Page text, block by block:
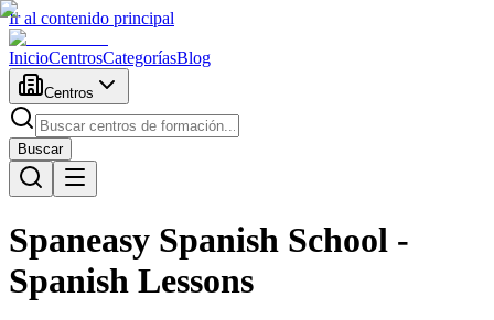
Ir al contenido principal
InicioCentrosCategoríasBlog
Centros
Buscar
Spaneasy Spanish School -
Spanish Lessons